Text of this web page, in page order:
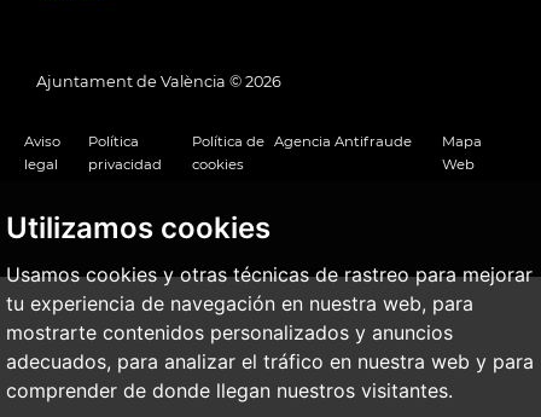
Utilizamos cookies
Usamos cookies y otras técnicas de rastreo para mejorar
tu experiencia de navegación en nuestra web, para
mostrarte contenidos personalizados y anuncios
adecuados, para analizar el tráfico en nuestra web y para
comprender de donde llegan nuestros visitantes.
Ajuntament de València © 2026
Aviso
legal
Política
privacidad
Política de
cookies
Agencia Antifraude
Mapa
Web